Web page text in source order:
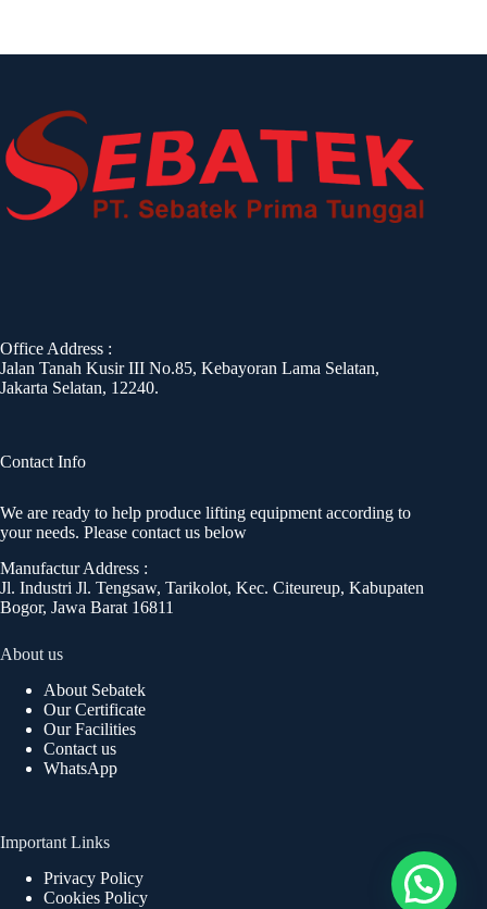
Office Address :
Jalan Tanah Kusir III No.85, Kebayoran Lama Selatan,
Jakarta Selatan, 12240.
Contact Info
We are ready to help produce lifting equipment according to
your needs. Please contact us below
Manufactur Address :
Jl. Industri Jl. Tengsaw, Tarikolot, Kec. Citeureup, Kabupaten
Bogor, Jawa Barat 16811
About us
About Sebatek
Our Certificate
Our Facilities
Contact us
WhatsApp
Important Links
Privacy Policy
Cookies Policy